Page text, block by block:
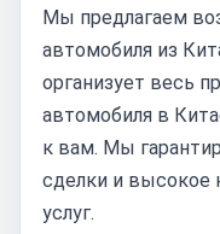
Мы предлагаем
автомобиля из
организует весь
автомобиля в
к вам. Мы
сделки и высокое
услуг.